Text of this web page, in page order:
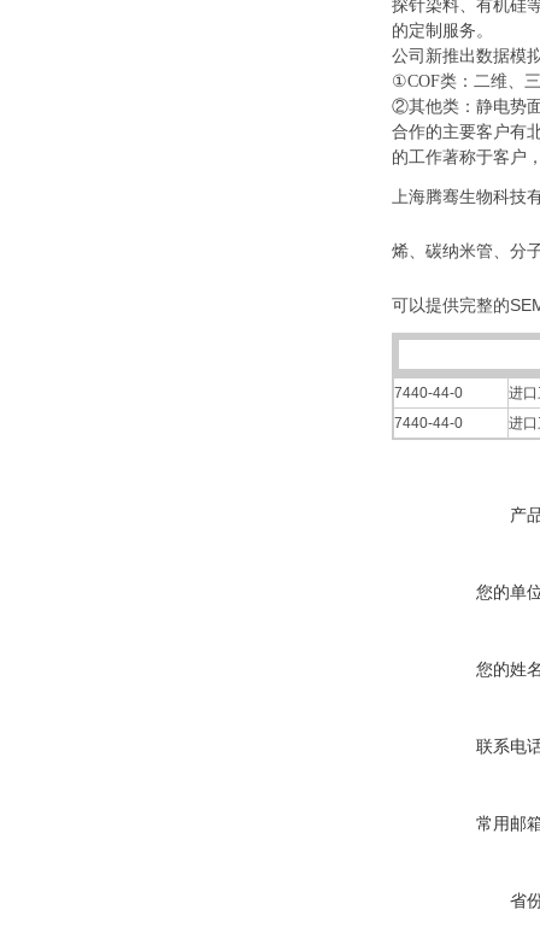
探针染料、有机硅
的定制服务。
公司新推出数据模
①COF类：二维、
②其他类：静电势
合作的主要客户有
的工作著称于客户
上海腾骞生物科
烯、碳纳米管、分
可以提供完整的
7440-44-0
进
7440-44-0
进
产
您的单
您的姓
联系电
常用邮
省